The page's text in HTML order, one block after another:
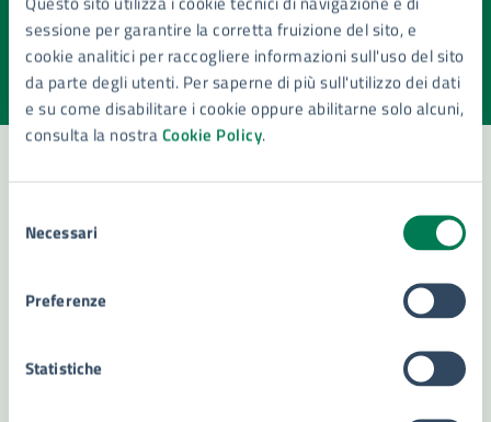
sessione per garantire la corretta fruizione del sito, e
cookie analitici per raccogliere informazioni sull'uso del sito
da parte degli utenti. Per saperne di più sull'utilizzo dei dati
e su come disabilitare i cookie oppure abilitarne solo alcuni,
consulta la nostraCookie Policy.
delNecessari
Preferenze
Statistiche
pagina?
Valuta la chiarezza delle informazioni (da 1 a 5 stelle)
Seleziona il numero di stelle per valutare la chiarezza delle
Valuta 5 stelle su 5
Valuta 4 stelle su 5
Valuta 3 stelle su 5
Valuta 2 stelle su 5
Valuta 1 stelle su 5
Contatta il comune
Richiedi assistenza